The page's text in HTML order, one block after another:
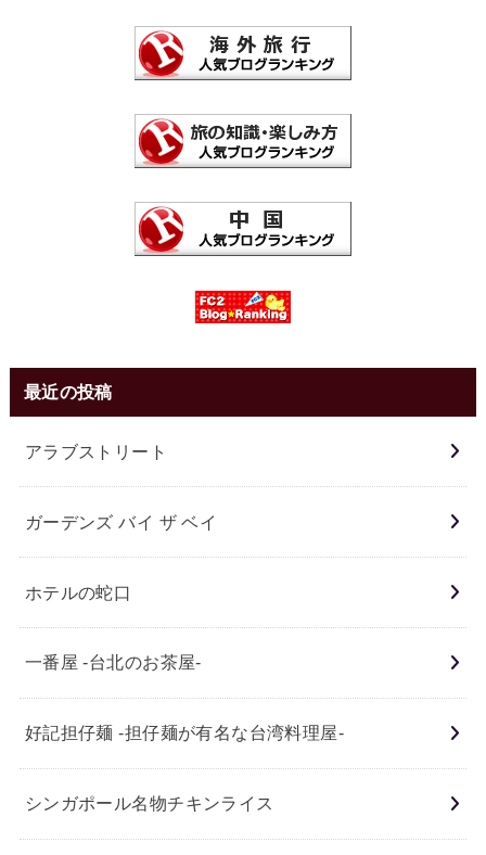
最近の投稿
アラブストリート
ガーデンズ バイ ザ ベイ
ホテルの蛇口
一番屋 -台北のお茶屋-
好記担仔麺 -担仔麺が有名な台湾料理屋-
シンガポール名物チキンライス